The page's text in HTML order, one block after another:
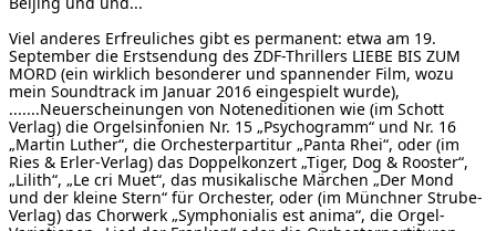
Viel anderes Erfreuliches gibt es permanent: etwa am 19.
September die Erstsendung des ZDF-Thrillers LIEBE BIS ZUM
MORD (ein wirklich besonderer und spannender Film, wozu
mein Soundtrack im Januar 2016 eingespielt wurde),
.......Neuerscheinungen von Noteneditionen wie (im Schott
Verlag) die Orgelsinfonien Nr. 15 „Psychogramm“ und Nr. 16
„Martin Luther“, die Orchesterpartitur „Panta Rhei“, oder (im
Ries & Erler-Verlag) das Doppelkonzert „Tiger, Dog & Rooster“,
„Lilith“, „Le cri Muet“, das musikalische Märchen „Der Mond
und der kleine Stern“ für Orchester, oder (im Münchner Strube-
Verlag) das Chorwerk „Symphonialis est anima“, die Orgel-